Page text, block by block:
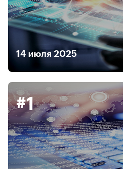
14 июля 2025
#1